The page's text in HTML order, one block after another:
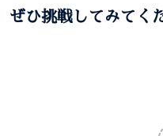
ぜひ挑戦してみてく